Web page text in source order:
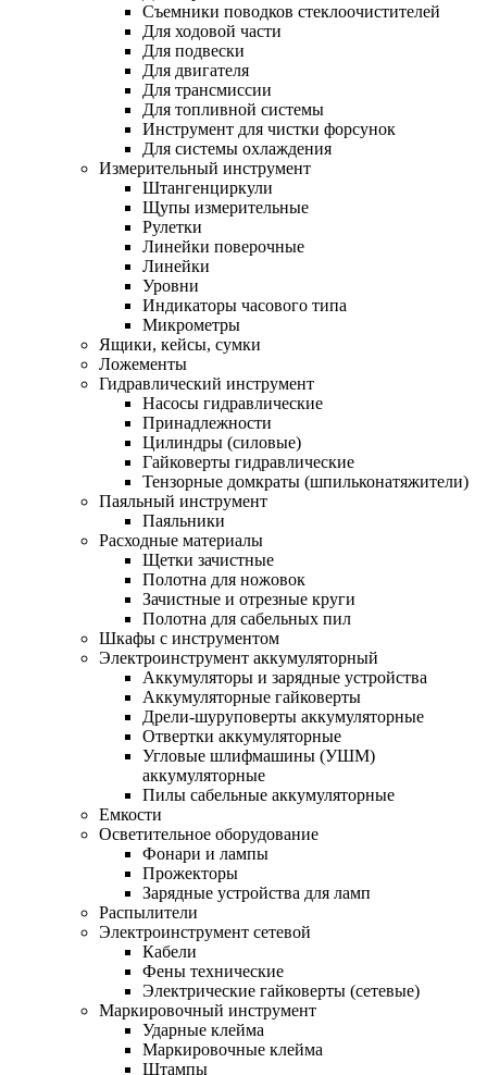
Съемники поводков стеклоочистителей
Для ходовой части
Для подвески
Для двигателя
Для трансмиссии
Для топливной системы
Инструмент для чистки форсунок
Для системы охлаждения
Измерительный инструмент
Штангенциркули
Щупы измерительные
Рулетки
Линейки поверочные
Линейки
Уровни
Индикаторы часового типа
Микрометры
Ящики, кейсы, сумки
Ложементы
Гидравлический инструмент
Насосы гидравлические
Принадлежности
Цилиндры (силовые)
Гайковерты гидравлические
Тензорные домкраты (шпильконатяжители)
Паяльный инструмент
Паяльники
Расходные материалы
Щетки зачистные
Полотна для ножовок
Зачистные и отрезные круги
Полотна для сабельных пил
Шкафы с инструментом
Электроинструмент аккумуляторный
Аккумуляторы и зарядные устройства
Аккумуляторные гайковерты
Дрели-шуруповерты аккумуляторные
Отвертки аккумуляторные
Угловые шлифмашины (УШМ)
аккумуляторные
Пилы сабельные аккумуляторные
Емкости
Осветительное оборудование
Фонари и лампы
Прожекторы
Зарядные устройства для ламп
Распылители
Электроинструмент сетевой
Кабели
Фены технические
Электрические гайковерты (сетевые)
Маркировочный инструмент
Ударные клейма
Маркировочные клейма
Штампы